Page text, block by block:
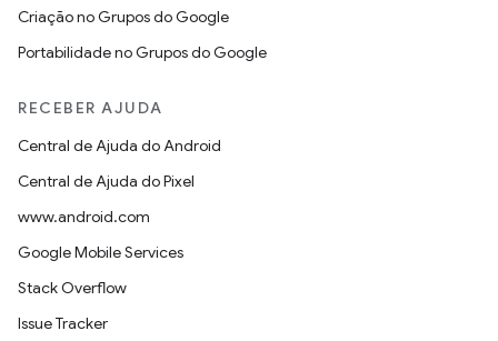
Criação no Grupos do Google
Portabilidade no Grupos do Google
RECEBER AJUDA
Central de Ajuda do Android
Central de Ajuda do Pixel
www.android.com
Google Mobile Services
Stack Overflow
Issue Tracker